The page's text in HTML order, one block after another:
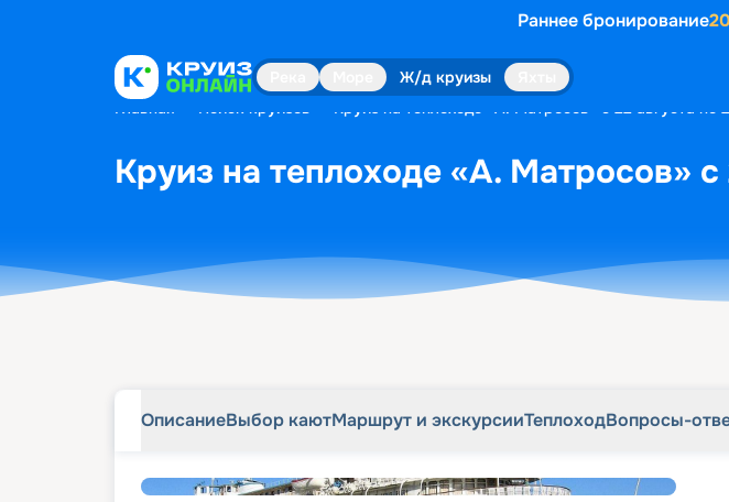
Раннее бронирование
Ж/д круизы
Главная Поиск круизов Круиз на теплоходе «А. Матросов» с 22 августа по
Круиз на теплоходе «А. Матросов» с
ОписаниеВыбор каютМаршрут и экскурсииТеплоходВопросы-